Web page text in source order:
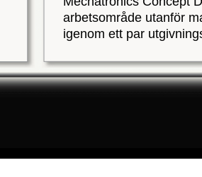
arbetsområde utanför
igenom ett par
mekatroniska produkter.
Ladda ner hela testprotokollet